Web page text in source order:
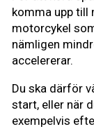
komma upp till
motorcykel
nämligen
accelererar.
Du ska därför
start, eller när
exempelvis